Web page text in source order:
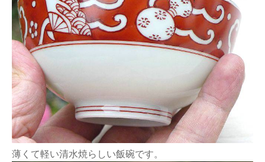
薄くて軽い清水焼らしい飯碗です。